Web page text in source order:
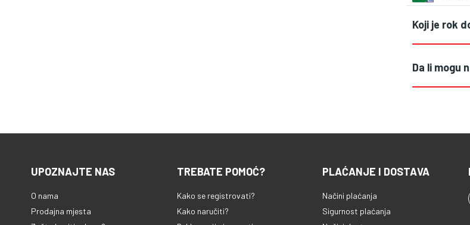
Koji je rok
Da li mogu
UPOZNAJTE NAS
O nama
Prodajna mjesta
TREBATE POMOĆ?
Kako se registrovati?
Kako naručiti?
PLAĆANJE I DOSTAVA
Načini plaćanja
Sigurnost plaćanja